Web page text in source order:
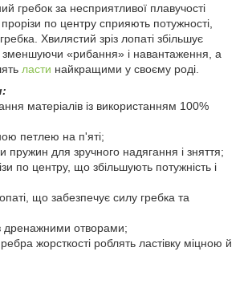
гребок за несприятливої плавучості
прорізи по центру сприяють потужності,
Хвилястий зріз лопаті збільшує
зменшуючи «рибання» і навантаження, а
ласти найкращими у своєму роді.
матеріалів із використанням 100%
петлею на п'яті;
пружин для зручного надягання і зняття;
по центру, що збільшують потужність і
що забезпечує силу гребка та
дренажними отворами;
ребра жорсткості роблять ластівку міцною й